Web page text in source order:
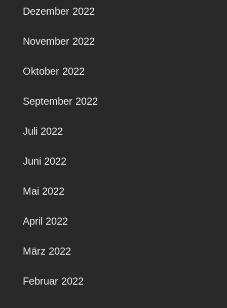
Dezember 2022
November 2022
Oktober 2022
September 2022
Juli 2022
Juni 2022
Mai 2022
April 2022
März 2022
Februar 2022